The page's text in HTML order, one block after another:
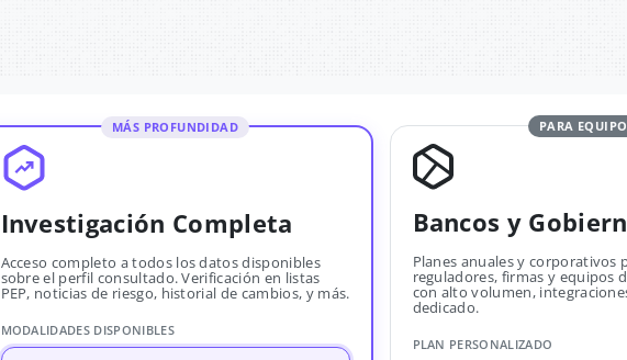
MÁS PROFUNDIDAD
Investigación Completa
Acceso completo a todos los datos disponibles
sobre el perfil consultado. Verificación en listas
PEP, noticias de riesgo, historial de cambios, y más.
MODALIDADES DISPONIBLES
PARA
Bancos y
Planes anuales y corporativos
reguladores, firmas y equipos
con alto volumen,
dedicado.
PLAN PERSONALIZADO